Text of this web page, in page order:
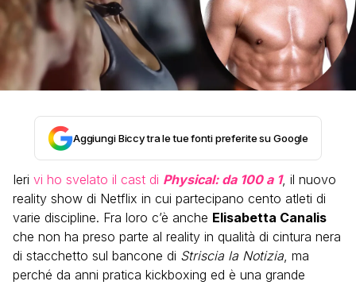
Aggiungi Biccy tra le tue fonti preferite su Google
Ieri vi ho svelato il cast di Physical: da 100 a 1, il nuovo
reality show di Netflix in cui partecipano cento atleti di
varie discipline. Fra loro c’è anche Elisabetta Canalis
che non ha preso parte al reality in qualità di cintura nera
di stacchetto sul bancone di Striscia la Notizia, ma
perché da anni pratica kickboxing ed è una grande